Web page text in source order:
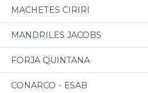
MACHETES CIRIRI
MANDRILES JACOBS
FORJA QUINTANA
CONARCO - ESAB